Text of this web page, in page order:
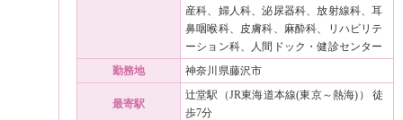
産科、婦人科、泌尿器科、放射線科、耳
鼻咽喉科、皮膚科、麻酔科、リハビリテ
ーション科、人間ドック・健診センター
勤務地
神奈川県藤沢市
最寄駅
辻堂駅（JR東海道本線(東京～熱海)） 徒
歩7分